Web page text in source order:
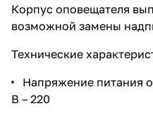
Корпус оповещателя
возможной замены
Технические
Напряжение питания
В – 220